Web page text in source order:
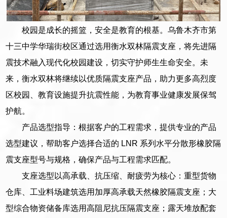
校园是成长的摇篮，安全是教育的根基。乌鲁木齐市第
十三中学华瑞街校区通过选用衡水双林隔震支座，将先进隔
震技术融入现代化校园建设，切实守护师生生命安全。未
来，衡水双林将继续以优质隔震支座产品，助力更多高烈度
区校园、教育设施提升抗震性能，为教育事业健康发展保驾
护航。
产品选型指导：根据客户的工程需求，提供专业的产品
选型建议，帮助客户选择合适的 LNR 系列水平分散形橡胶隔
震支座型号与规格，确保产品与工程需求匹配。
支座选型以高承载、抗压缩、耐疲劳为核心：重型货物
仓库、工业料场建筑选用加厚高承载天然橡胶隔震支座；大
型综合物资储备库选用高阻尼抗压隔震支座；露天堆放配套